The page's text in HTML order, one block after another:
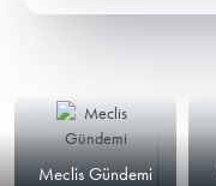
Meclis Gündemi